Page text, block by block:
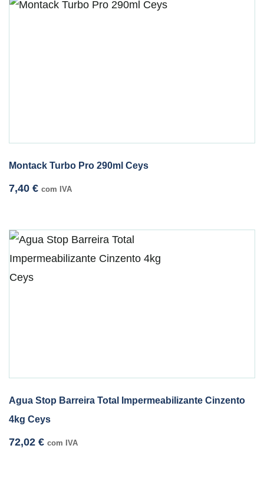
Montack Turbo Pro 290ml Ceys
7,40 € com IVA
Agua Stop Barreira Total Impermeabilizante Cinzento
4kg Ceys
72,02 € com IVA